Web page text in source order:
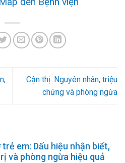
Cận thị: Nguyên nhân, triệu
chứng và phòng ngừa
trẻ em: Dấu hiệu nhận biết,
và phòng ngừa hiệu quả